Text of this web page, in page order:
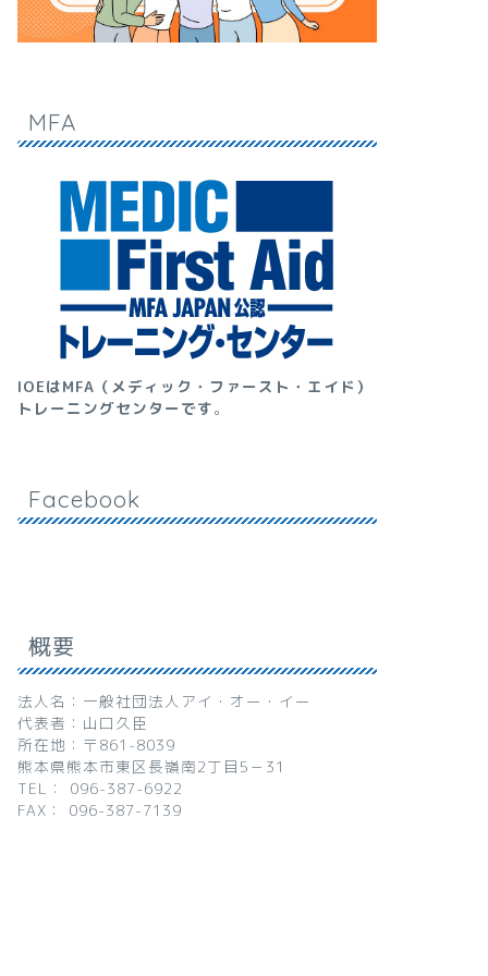
MFA
IOEはMFA（メディック・ファースト・エイド）
トレーニングセンターです。
Facebook
概要
法人名：一般社団法人アイ・オー・イー
代表者：山口久臣
所在地：〒861-8039
熊本県熊本市東区長嶺南2丁目5－31
TEL： 096-387-6922
FAX： 096-387-7139